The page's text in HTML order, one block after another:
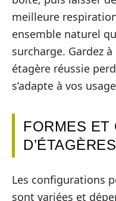
meilleure
ensemble naturel
surcharge. Gardez à
étagère réussie
s’adapte à vos
FORMES ET
D’ÉTAGÈRES
Les configurations
sont variées et